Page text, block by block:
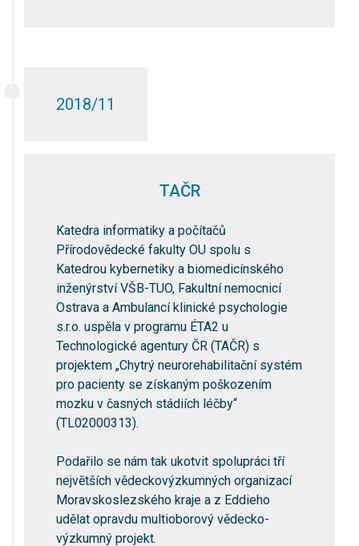
2018/11
TAČR
Katedra informatiky a počítačů
Přírodovědecké fakulty OU spolu s
Katedrou kybernetiky a biomedicínského
inženýrství VŠB-TUO, Fakultní nemocnicí
Ostrava a Ambulancí klinické psychologie
s.r.o. uspěla v programu ÉTA2 u
Technologické agentury ČR (TAČR) s
projektem „Chytrý neurorehabilitační systém
pro pacienty se získaným poškozením
mozku v časných stádiích léčby“
(TL02000313).
Podařilo se nám tak ukotvit spolupráci tří
největších vědeckovýzkumných organizací
Moravskoslezského kraje a z Eddieho
udělat opravdu multioborový vědecko-
výzkumný projekt.